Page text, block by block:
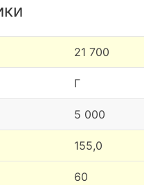
21 700
Г
5 000
155,0
60